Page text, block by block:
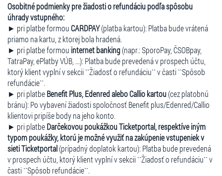
Osobitné podmienky pre žiadosti o refundáciu podľa spôsobu
úhrady vstupného:
► pri platbe formouCARDPAY(platba kartou): Platba bude vrátená
priamo na kartu, z ktorej bola hradená.
► pri platbe formou internet banking(napr.: SporoPay, ČSOBpay,
TatraPay, ePlatby VÚB, ...): Platba bude prevedená v prospech účtu,
ktorý klient vyplní v sekcii ``Žiadosť o refundáciu`` v časti ``Spôsob
refundácie``.
► pri platbeBenefit Plus, Edenred alebo Callio kartou(cez platobnú
bránu): Po vybavení žiadosti spoločnosť Benefit plus/Edenred/Callio
klientovi pripíše body na jeho konto.
► pri platbeDarčekovou poukážkou Ticketportal, respektíve iným
typom poukážky, ktorú je možné využiť na zakúpenie vstupeniek v
sieti Ticketportal(prípadný doplatok kartou): Platba bude prevedená
v prospech účtu, ktorý klient vyplní v sekcii ``Žiadosť o refundáciu`` v
časti ``Spôsob refundácie``.